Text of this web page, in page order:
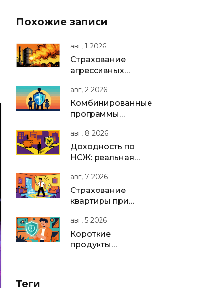
Похожие записи
авг, 1 2026
Страхование
агрессивных
веществ на
производстве:
полное
бизнеса в РФ
авг, 2 2026
Комбинированные
программы
жизни: как
защитить семью и
накопить капитал в
авг, 8 2026
Доходность по
НСЖ: реальная
и сравнение с
вкладами в 2026
году
авг, 7 2026
Страхование
квартиры при
защита для
арендодателя
авг, 5 2026
Короткие
продукты
Теги